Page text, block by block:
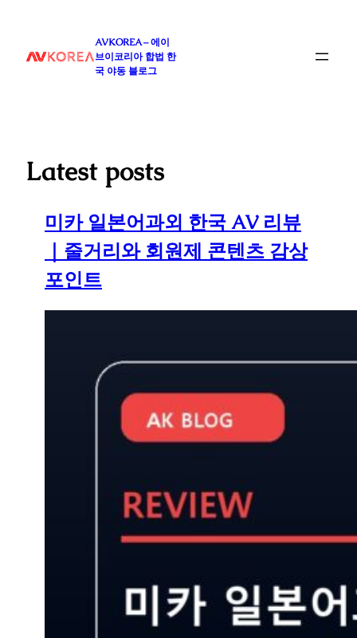
AVKOREA – 에이
브이코리아 합법 한
국 야동 블로그
Latest posts
미카 일본어과외 한국 AV 리뷰
｜줄거리와 회원제 콘텐츠 감상
포인트